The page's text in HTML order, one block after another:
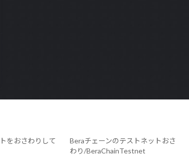
をおさわりして
Beraチェーンのテストネットおさ
わり/BeraChainTestnet